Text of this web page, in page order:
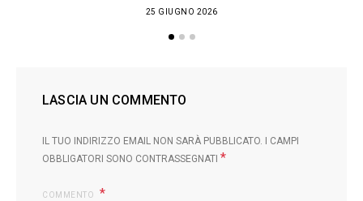
25 GIUGNO 2026
LASCIA UN COMMENTO
IL TUO INDIRIZZO EMAIL NON SARÀ PUBBLICATO.
I CAMPI
OBBLIGATORI SONO CONTRASSEGNATI *
COMMENTO